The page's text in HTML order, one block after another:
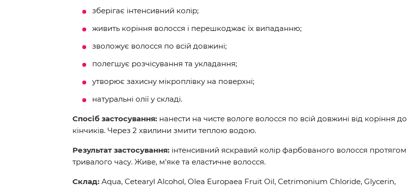
зберігає інтенсивний колір;
живить коріння волосся і перешкоджає їх випаданню;
зволожує волосся по всій довжині;
полегшує розчісування та укладання;
утворює захисну мікроплівку на поверхні;
натуральні олії у складі.
Спосіб застосування: нанести на чисте вологе волосся по всій довжині від коріння до
кінчиків. Через 2 хвилини змити теплою водою.
Результат застосування: інтенсивний яскравий колір фарбованого волосся протягом
тривалого часу. Живе, м'яке та еластичне волосся.
Склад: Aqua, Cetearyl Alcohol, Olea Europaea Fruit Oil, Cetrimonium Chloride, Glycerin,